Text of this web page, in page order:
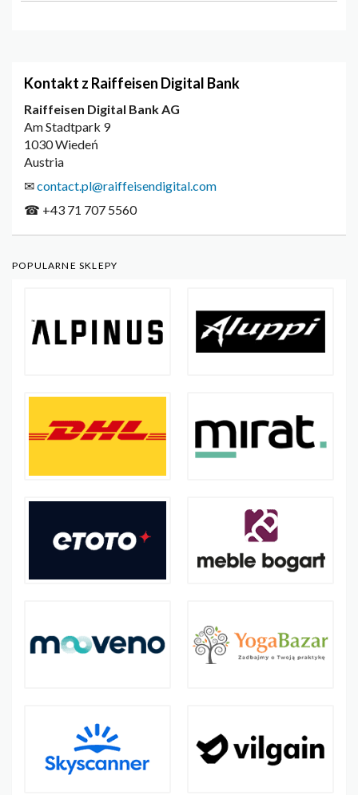
Kontakt z Raiffeisen Digital Bank
Raiffeisen Digital Bank AG
Am Stadtpark 9
1030 Wiedeń
Austria
✉contact.pl@raiffeisendigital.com
☎ +43 71 707 5560
POPULARNE SKLEPY